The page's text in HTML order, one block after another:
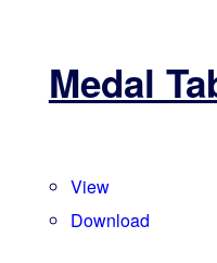
Medal
View
Download